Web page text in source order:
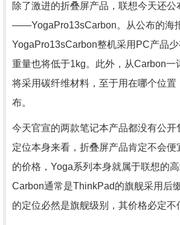
除了激进的折叠屏产品，联想今天还
——YogaPro13sCarbon。从公布的海
YogaPro13sCarbon整机采用PC产品
重量也将低于1kg。此外，从Carbon一
将采用碳纤维材料，至于用在哪个位置
布。
今天官宣的两款笔记本产品都没有公开
定位本身来看，折叠屏产品肯定不会便
的价格，Yoga系列本身就属于联想的
Carbon通常是ThinkPad的旗舰采用后
的定位必然是旗舰级别，其价格必定不